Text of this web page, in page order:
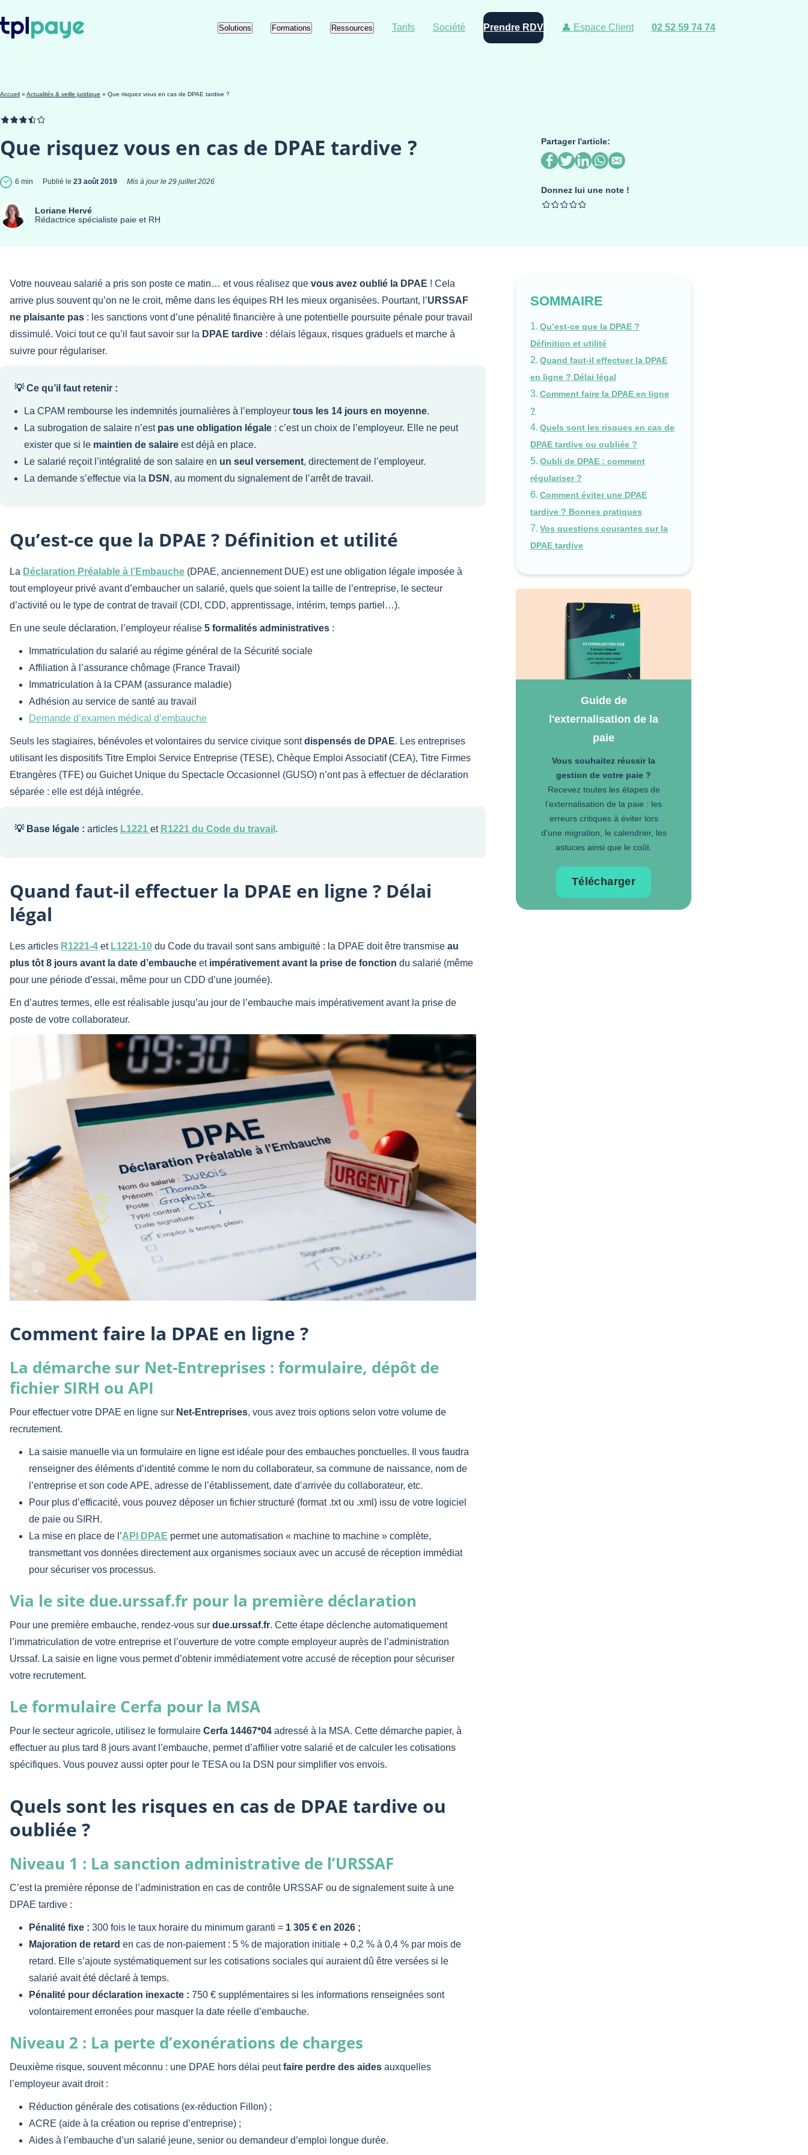
to
contenu
Solutions Formations Ressources Tarifs Société Prendre RDV 👤 Espace Client 02 52 59 74 74
Accueil » Actualités & veille juridique » Que risquez vous en cas de DPAE tardive ?
Que risquez vous en cas de DPAE tardive ?
6 min Publié le 23 août 2019 Mis à jour le 29 juillet 2026
Loriane Hervé
Rédactrice spécialiste paie et RH
Partager l'article:
Donnez lui une note !
Votre nouveau salarié a pris son poste ce matin… et vous réalisez que vous avez oublié la DPAE ! Cela
arrive plus souvent qu’on ne le croit, même dans les équipes RH les mieux organisées. Pourtant, l’URSSAF
ne plaisante pas : les sanctions vont d’une pénalité financière à une potentielle poursuite pénale pour travail
dissimulé. Voici tout ce qu’il faut savoir sur la DPAE tardive : délais légaux, risques graduels et marche à
suivre pour régulariser.
💡 Ce qu’il faut retenir :
La CPAM rembourse les indemnités journalières à l’employeur tous les 14 jours en moyenne.
La subrogation de salaire n’est pas une obligation légale: c’est un choix de l’employeur. Elle ne peut
exister que si le maintien de salaireest déjà en place.
Le salarié reçoit l’intégralité de son salaire en un seul versement, directement de l’employeur.
La demande s’effectue via la DSN , au moment du signalement de l’arrêt de travail.
Qu’est-ce que la DPAE ? Définition et utilité
La Déclaration Préalable à l’Embauche (DPAE, anciennement DUE) est une obligation légale imposée à
tout employeur privé avant d’embaucher un salarié, quels que soient la taille de l’entreprise, le secteur
d’activité ou le type de contrat de travail (CDI, CDD, apprentissage, intérim, temps partiel…).
En une seule déclaration, l’employeur réalise 5 formalités administratives :
Immatriculation du salarié au régime général de la Sécurité sociale
Affiliation à l’assurance chômage (France Travail)
Immatriculation à la CPAM (assurance maladie)
Adhésion au service de santé au travail
Demande d’examen médical d’embauche
Seuls les stagiaires, bénévoles et volontaires du service civique sontdispensés de DPAE. Les entreprises
utilisant les dispositifs Titre Emploi Service Entreprise (TESE), Chèque Emploi Associatif (CEA), Titre Firmes
Etrangères (TFE) ou Guichet Unique du Spectacle Occasionnel (GUSO) n’ont pas à effectuer de déclaration
séparée : elle est déjà intégrée.
💡 Base légale : articles L1221 et R1221 du Code du travail .
Quand faut-il effectuer la DPAE en ligne ? Délai
légal
Les articles R1221-4 et L1221-10 du Code du travail sont sans ambiguïté : la DPAE doit être transmise au
plus tôt 8 jours avant la date d’embauche et impérativement avant la prise de fonction du salarié (même
pour une période d’essai, même pour un CDD d’une journée).
En d’autres termes, elle est réalisable jusqu’au jour de l’embauche mais impérativement avant la prise de
poste de votre collaborateur.
Comment faire la DPAE en ligne ?
La démarche sur Net-Entreprises : formulaire, dépôt de
fichier SIRH ou API
Pour effectuer votre DPAE en ligne sur Net-Entreprises, vous avez trois options selon votre volume de
recrutement.
La saisie manuelle via un formulaire en ligne est idéale pour des embauches ponctuelles. Il vous faudra
renseigner des éléments d’identité comme le nom du collaborateur, sa commune de naissance, nom de
l’entreprise et son code APE, adresse de l’établissement, date d’arrivée du collaborateur, etc.
Pour plus d’efficacité, vous pouvez déposer un fichier structuré (format .txt ou .xml) issu de votre logiciel
de paie ou SIRH.
La mise en place de l’API DPAE permet une automatisation « machine to machine » complète,
transmettant vos données directement aux organismes sociaux avec un accusé de réception immédiat
pour sécuriser vos processus.
Via le site due.urssaf.fr pour la première déclaration
Pour une première embauche, rendez-vous sur due.urssaf.fr. Cette étape déclenche automatiquement
l’immatriculation de votre entreprise et l’ouverture de votre compte employeur auprès de l’administration
Urssaf. La saisie en ligne vous permet d’obtenir immédiatement votre accusé de réception pour sécuriser
votre recrutement.
Le formulaire Cerfa pour la MSA
Pour le secteur agricole, utilisez le formulaire Cerfa 14467*04 adressé à la MSA. Cette démarche papier, à
effectuer au plus tard 8 jours avant l’embauche, permet d’affilier votre salarié et de calculer les cotisations
spécifiques. Vous pouvez aussi opter pour le TESA ou la DSN pour simplifier vos envois.
Quels sont les risques en cas de DPAE tardive ou
oubliée ?
Niveau 1 : La sanction administrative de l’URSSAF
C’est la première réponse de l’administration en cas de contrôle URSSAF ou de signalement suite à une
DPAE tardive :
Pénalité fixe : 300 fois le taux horaire du minimum garanti = 1 305 € en 2026 ;
Majoration de retard en cas de non-paiement : 5 % de majoration initiale + 0,2 % à 0,4 % par mois de
retard. Elle s’ajoute systématiquement sur les cotisations sociales qui auraient dû être versées si le
salarié avait été déclaré à temps.
Pénalité pour déclaration inexacte : 750 € supplémentaires si les informations renseignées sont
volontairement erronées pour masquer la date réelle d’embauche.
Niveau 2 : La perte d’exonérations de charges
Deuxième risque, souvent méconnu : une DPAE hors délai peutfaire perdre des aides auxquelles
l’employeur avait droit :
Réduction générale des cotisations (ex-réduction Fillon) ;
ACRE (aide à la création ou reprise d’entreprise) ;
Aides à l’embauche d’un salarié jeune, senior ou demandeur d’emploi longue durée.
SOMMAIRE
Qu’est-ce que la DPAE ?
Définition et utilité
Quand faut-il effectuer la DPAE
en ligne ? Délai légal
Comment faire la DPAE en ligne
?
Quels sont les risques en cas de
DPAE tardive ou oubliée ?
Oubli de DPAE : comment
régulariser ?
Comment éviter une DPAE
tardive ? Bonnes pratiques
Vos questions courantes sur la
DPAE tardive
Guide de
l'externalisation de la
paie
Vous souhaitez réussir la
gestion de votre paie ?
Recevez toutes les étapes de
l’externalisation de la paie : les
erreurs critiques à éviter lors
d’une migration, le calendrier, les
astuces ainsi que le coût.
Télécharger